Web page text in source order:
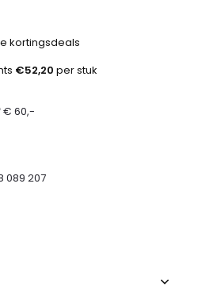
kortingsdeals
€52,20 per stuk
€ 60,-
089 207